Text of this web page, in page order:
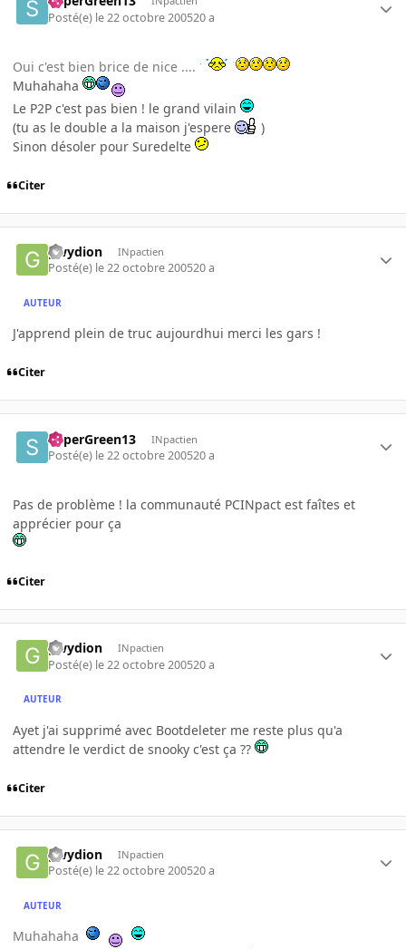
Posté(e) le 22 octobre 200520 a
Oui c'est bien brice de nice ....
Muhahaha
Le P2P c'est pas bien ! le grand vilain
(tu as le double a la maison j'espere
)
Sinon désoler pour Suredelte
Citer
gwydion INpactien
Posté(e) le 22 octobre 200520 a
AUTEUR
J'apprend plein de truc aujourdhui merci les gars !
Citer
SuperGreen13 INpactien
Posté(e) le 22 octobre 200520 a
Pas de problème ! la communauté PCINpact est faîtes et
apprécier pour ça
Citer
gwydion INpactien
Posté(e) le 22 octobre 200520 a
AUTEUR
Ayet j'ai supprimé avec Bootdeleter me reste plus qu'a
attendre le verdict de snooky c'est ça ??
Citer
gwydion INpactien
Posté(e) le 22 octobre 200520 a
AUTEUR
Muhahaha